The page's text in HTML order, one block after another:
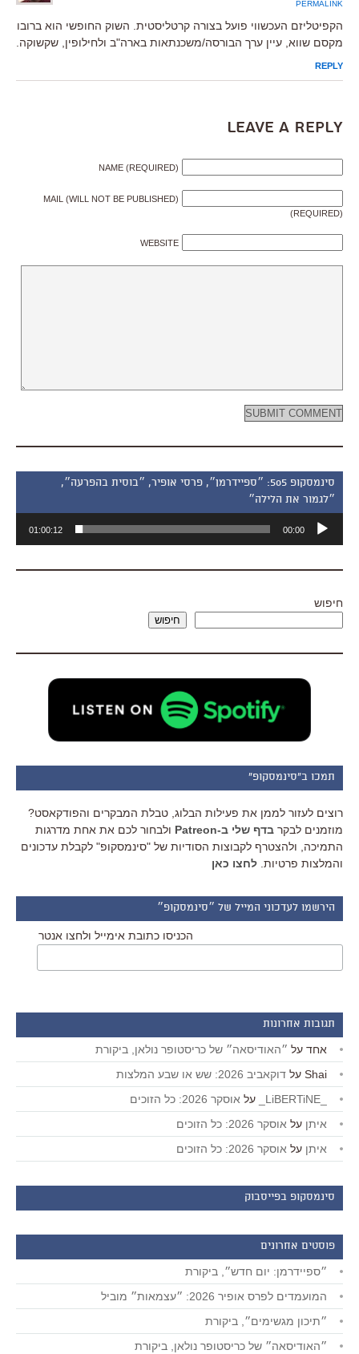
PERMALINK
הקפיטליזם העכשווי פועל בצורה קרטליסטית. השוק החופשי הוא ברובו
מקסם שווא, עיין ערך הבורסה/משכנתאות בארה"ב ולחילופין, שקשוקה.
REPLY
Leave a Reply
NAME (REQUIRED)
MAIL (WILL NOT BE PUBLISHED)
(REQUIRED)
WEBSITE
סינמסקופ 505: ״ספיידרמן״, פרסי אופיר, ״בוסית בהפרעה״,
״לגמור את הלילה״
אודיו
00:00
01:00:12
חיפוש
חיפוש
תמכו ב"סינמסקופ"
רוצים לעזור לממן את פעילות הבלוג, טבלת המבקרים והפודקאסט?
מוזמנים לבקר בדף שלי ב-Patreon
ולבחור לכם את אחת מדרגות
התמיכה, ולהצטרף לקבוצות הסודיות של "סינמסקופ" לקבלת עדכונים
והמלצות פרטיות. לחצו כאן
הירשמו לעדכוני המייל של ״סינמסקופ״
הכניסו כתובת אימייל ולחצו אנטר
תגובות אחרונות
אחד על ״האודיסאה״ של כריסטופר נולאן, ביקורת
Shai על דוקאביב 2026: שש או שבע המלצות
על אוסקר 2026: כל הזוכים
איתן על אוסקר 2026: כל הזוכים
איתן על אוסקר 2026: כל הזוכים
סינמסקופ בפייסבוק
פוסטים אחרונים
״ספיידרמן: יום חדש״, ביקורת
המועמדים לפרס אופיר 2026: ״עצמאות״ מוביל
״תיכון מגשימים״, ביקורת
״האודיסאה״ של כריסטופר נולאן, ביקורת